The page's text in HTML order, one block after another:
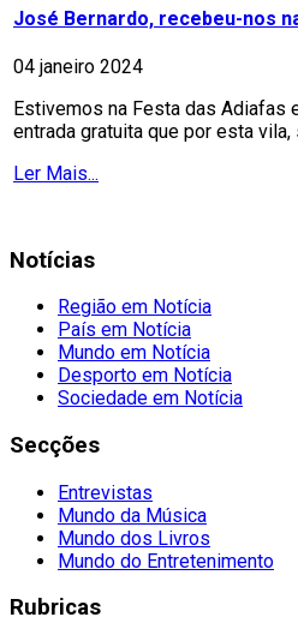
José Bernardo, recebeu-nos
04 janeiro 2024
Estivemos na Festa das Adiafas
entrada gratuita que por esta vila,
Ler Mais...
Notícias
Região em Notícia
País em Notícia
Mundo em Notícia
Desporto em Notícia
Sociedade em Notícia
Secções
Entrevistas
Mundo da Música
Mundo dos Livros
Mundo do Entretenimento
Rubricas